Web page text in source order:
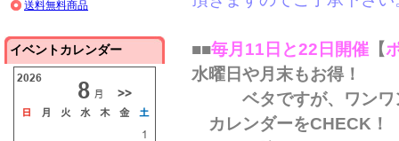
■■毎月11日と22日開催 【
水曜日や月末もお得！
ベタですが、ワンワン
カレンダーをCHECK！
送料無料商品
イベントカレンダー